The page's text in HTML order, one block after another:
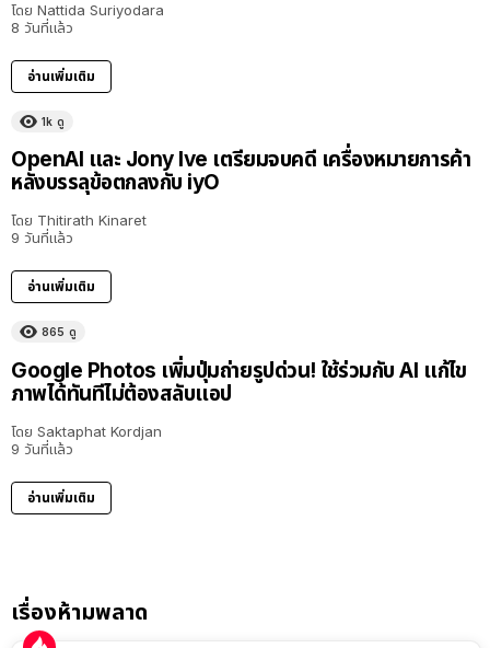
โดย Nattida Suriyodara
8 วันที่แล้ว
อ่านเพิ่มเติม
1k ดู
OpenAI และ Jony Ive เตรียมจบคดี เครื่องหมายการค้า
หลังบรรลุข้อตกลงกับ iyO
โดย Thitirath Kinaret
9 วันที่แล้ว
อ่านเพิ่มเติม
865 ดู
Google Photos เพิ่มปุ่มถ่ายรูปด่วน! ใช้ร่วมกับ AI แก้ไข
ภาพได้ทันทีไม่ต้องสลับแอป
โดย Saktaphat Kordjan
9 วันที่แล้ว
อ่านเพิ่มเติม
เรื่องห้ามพลาด